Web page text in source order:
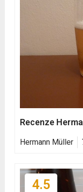
Recenze
Hermann Müller
4.5